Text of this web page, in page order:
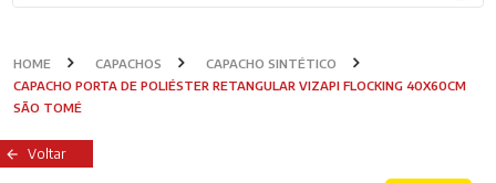
HOME CAPACHOS
CAPACHO SINTÉTICO
CAPACHO PORTA DE POLIÉSTER RETANGULAR VIZAPI FLOCKING 40X60CM
SÃO TOMÉ
Voltar